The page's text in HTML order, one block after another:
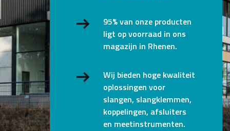
95% van onze producten
ligt op voorraad in ons
magazijn in Rhenen.
Wij bieden hoge kwaliteit
oplossingen voor
slangen, slangklemmen,
koppelingen, afsluiters
en meetinstrumenten.